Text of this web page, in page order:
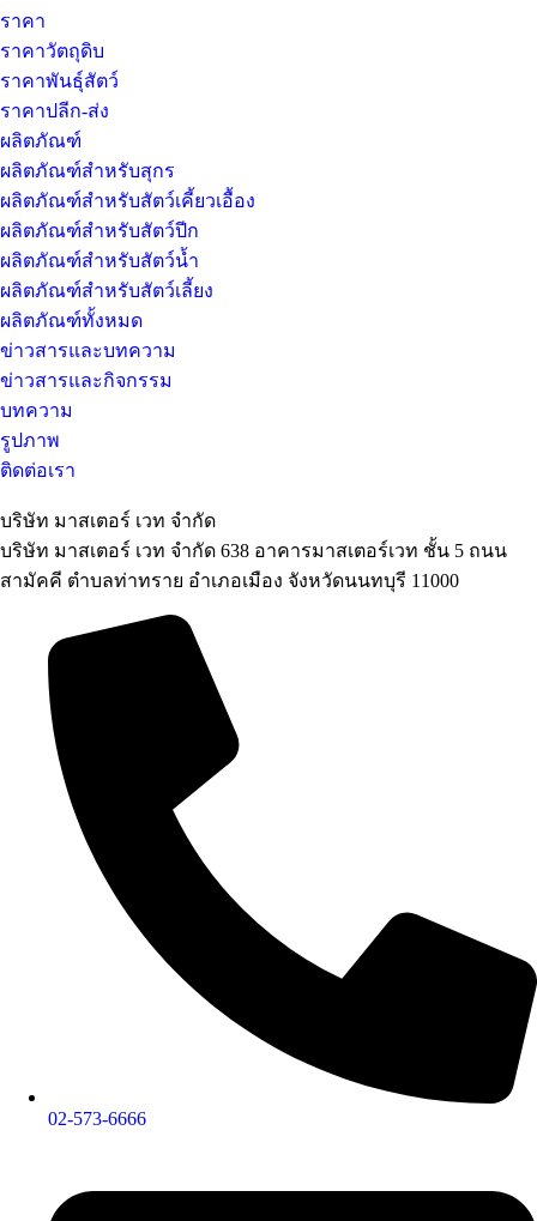
ราคา
ราคาวัตถุดิบ
ราคาพันธุ์สัตว์
ราคาปลีก-ส่ง
ผลิตภัณฑ์
ผลิตภัณฑ์สำหรับสุกร
ผลิตภัณฑ์สำหรับสัตว์เคี้ยวเอื้อง
ผลิตภัณฑ์สำหรับสัตว์ปีก
ผลิตภัณฑ์สำหรับสัตว์น้ำ
ผลิตภัณฑ์สำหรับสัตว์เลี้ยง
ผลิตภัณฑ์ทั้งหมด
ข่าวสารและบทความ
ข่าวสารและกิจกรรม
บทความ
รูปภาพ
ติดต่อเรา
บริษัท มาสเตอร์ เวท จำกัด
บริษัท มาสเตอร์ เวท จำกัด 638 อาคารมาสเตอร์เวท ชั้น 5 ถนน
สามัคคี ตำบลท่าทราย อำเภอเมือง จังหวัดนนทบุรี 11000
02-573-6666